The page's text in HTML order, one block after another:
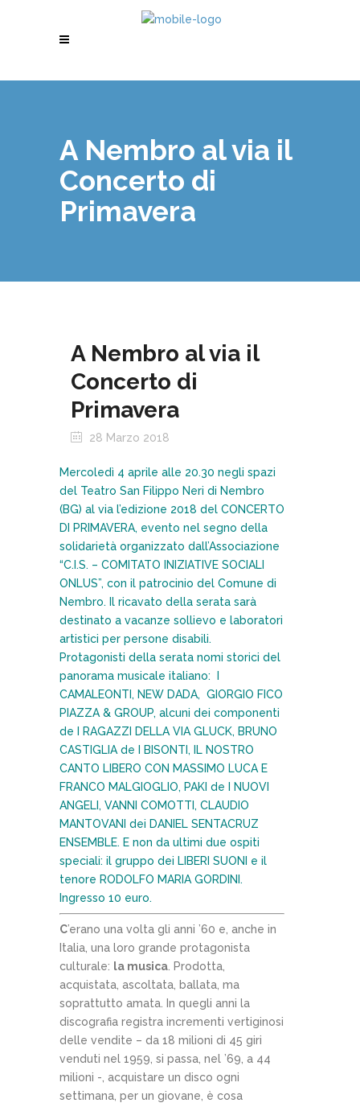
A Nembro al via il
Concerto di
Primavera
A Nembro al via il
Concerto di
Primavera
28 Marzo 2018
Mercoledì 4 aprile alle 20.30 negli spazi
del Teatro San Filippo Neri di Nembro
(BG) al via l’edizione 2018 del CONCERTO
DI PRIMAVERA, evento nel segno della
solidarietà organizzato dall’Associazione
“C.I.S. – COMITATO INIZIATIVE SOCIALI
ONLUS”, con il patrocinio del Comune di
Nembro. Il ricavato della serata sarà
destinato a vacanze sollievo e laboratori
artistici per persone disabili.
Protagonisti della serata nomi storici del
panorama musicale italiano: I
CAMALEONTI, NEW DADA, GIORGIO FICO
PIAZZA & GROUP, alcuni dei componenti
de I RAGAZZI DELLA VIA GLUCK, BRUNO
CASTIGLIA de I BISONTI, IL NOSTRO
CANTO LIBERO CON MASSIMO LUCA E
FRANCO MALGIOGLIO, PAKI de I NUOVI
ANGELI, VANNI COMOTTI, CLAUDIO
MANTOVANI dei DANIEL SENTACRUZ
ENSEMBLE. E non da ultimi due ospiti
speciali: il gruppo dei LIBERI SUONI e il
tenore RODOLFO MARIA GORDINI.
Ingresso 10 euro.
C’erano una volta gli anni ’60 e, anche in
Italia, una loro grande protagonista
culturale: la musica . Prodotta,
acquistata, ascoltata, ballata, ma
soprattutto amata. In quegli anni la
discografia registra incrementi vertiginosi
delle vendite – da 18 milioni di 45 giri
venduti nel 1959, si passa, nel ’69, a 44
milioni -, acquistare un disco ogni
settimana, per un giovane, è cosa